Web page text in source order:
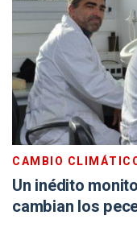
CAMBIO
Un inédito
cambian los